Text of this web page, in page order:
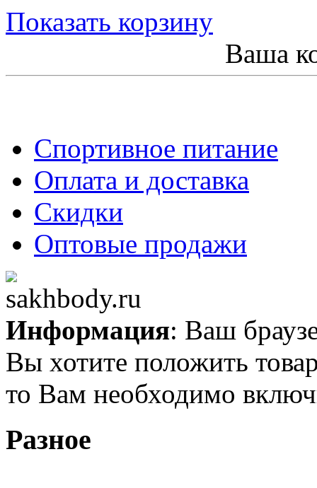
Показать корзину
Ваша
Спортивное питание
Оплата и доставка
Скидки
Оптовые продажи
Информация: Ваш
Вы хотите положить
то Вам необходимо
Разное